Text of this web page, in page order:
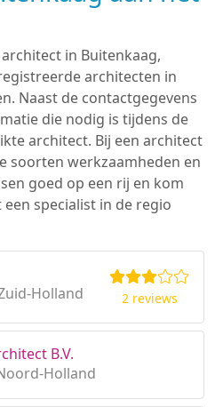
in Buitenkaag,
architecten in
Naast de contactgegevens
die nodig is tijdens de
architect. Bij een architect
soorten werkzaamheden en
goed op een rij en kom
specialist in de regio
Holland
2 reviews
B.V.
Holland